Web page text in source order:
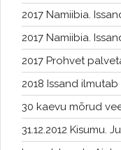
2017 Namiibia.
2017 Namiibia.
2017 Prohvet
2018 Issand ilmutab
30 kaevu mõrud
31.12.2012 Kisumu.